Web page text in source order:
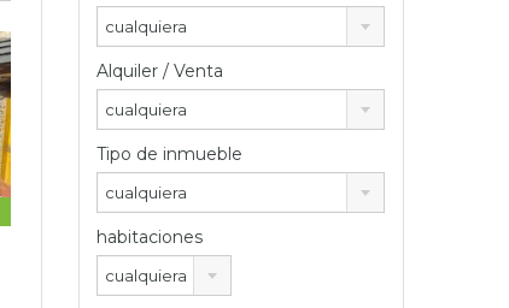
cualquiera
Alquiler / Venta
cualquiera
Tipo de inmueble
cualquiera
habitaciones
cualquiera